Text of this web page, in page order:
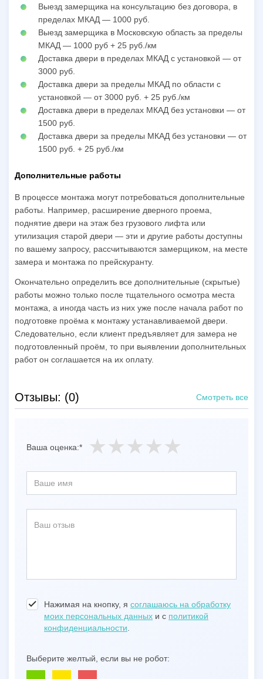
Выезд замерщика на консультацию без договора, в
пределах МКАД — 1000 руб.
Выезд замерщика в Московскую область за пределы
МКАД — 1000 руб + 25 руб./км
Доставка двери в пределах МКАД с установкой — от
3000 руб.
Доставка двери за пределы МКАД по области с
установкой — от 3000 руб. + 25 руб./км
Доставка двери в пределах МКАД без установки — от
1500 руб.
Доставка двери за пределы МКАД без установки — от
1500 руб. + 25 руб./км
Дополнительные работы
В процессе монтажа могут потребоваться дополнительные
работы. Например, расширение дверного проема,
поднятие двери на этаж без грузового лифта или
утилизация старой двери — эти и другие работы доступны
по вашему запросу, рассчитываются замерщиком, на месте
замера и монтажа по прейскуранту.
Окончательно определить все дополнительные (скрытые)
работы можно только после тщательного осмотра места
монтажа, а иногда часть из них уже после начала работ по
подготовке проёма к монтажу устанавливаемой двери.
Следовательно, если клиент предъявляет для замера не
подготовленный проём, то при выявлении дополнительных
работ он соглашается на их оплату.
Отзывы: (0) Смотреть все
Ваша оценка:*
Нажимая на кнопку, я соглашаюсь на обработку
моих персональных данных и с политикой
конфиденциальности
Выберите желтый, если вы не робот: